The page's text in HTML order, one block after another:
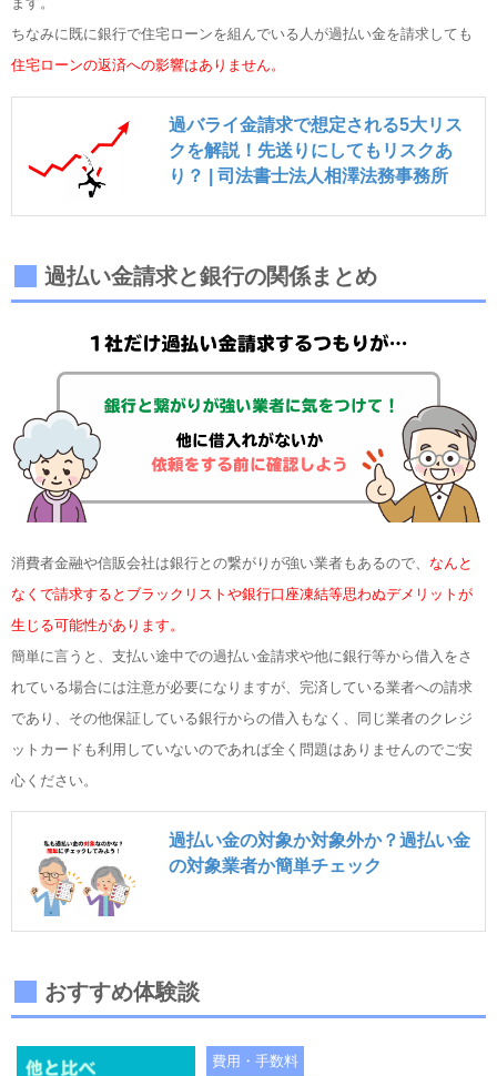
ちなみに既に銀行で住宅ローンを組んでいる人が過払い金を請求しても
住宅ローンの返済への影響はありません。
過バライ金請求で想定される5大リス
クを解説！先送りにしてもリスクあ
り？ | 司法書士法人相澤法務事務所
過払い金請求と銀行の関係まとめ
消費者金融や信販会社は銀行との繋がりが強い業者もあるので、 なんと
なくで請求するとブラックリストや銀行口座凍結等思わぬデメリットが
生じる可能性があります。
簡単に言うと、支払い途中での過払い金請求や他に銀行等から借入をさ
れている場合には注意が必要になりますが、完済している業者への請求
であり、その他保証している銀行からの借入もなく、同じ業者のクレジ
ットカードも利用していないのであれば全く問題はありませんのでご安
心ください。
過払い金の対象か対象外か？過払い金
の対象業者か簡単チェック
おすすめ体験談
費用・手数料